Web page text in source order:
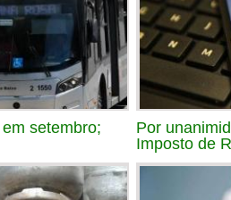
setembro;
Por
Imposto de